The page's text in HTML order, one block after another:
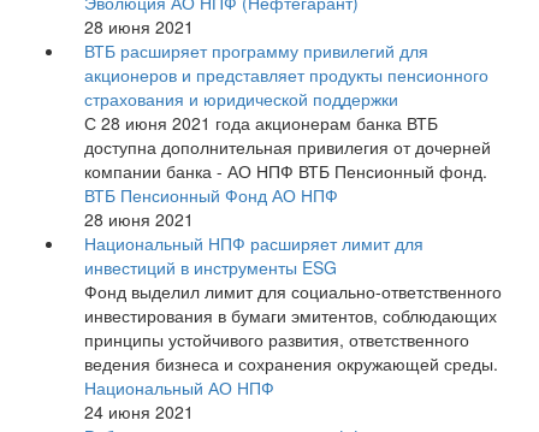
28 июня 2021
ВТБ расширяет программу привилегий для
акционеров и представляет продукты пенсионного
страхования и юридической поддержки
С 28 июня 2021 года акционерам банка ВТБ
доступна дополнительная привилегия от дочерней
компании банка - АО НПФ ВТБ Пенсионный фонд.
ВТБ Пенсионный Фонд АО НПФ
28 июня 2021
Национальный НПФ расширяет лимит для
инвестиций в инструменты ESG
Фонд выделил лимит для социально-ответственного
инвестирования в бумаги эмитентов, соблюдающих
принципы устойчивого развития, ответственного
ведения бизнеса и сохранения окружающей среды.
Национальный АО НПФ
24 июня 2021